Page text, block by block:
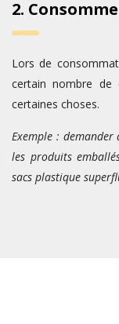
2.
Lors de
certain nombre de
certaines choses.
Exemple :
les produits
sacs plastique